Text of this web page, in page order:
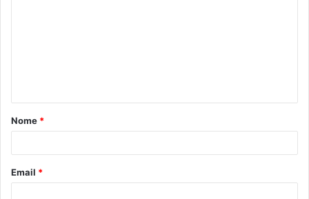
á
r
*
Nome *
Email *